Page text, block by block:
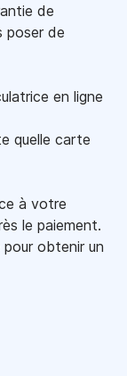
de
poser de
en ligne
quelle carte
à votre
le paiement.
obtenir un